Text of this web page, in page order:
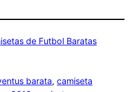
de Futbol Baratas
barata, camiseta